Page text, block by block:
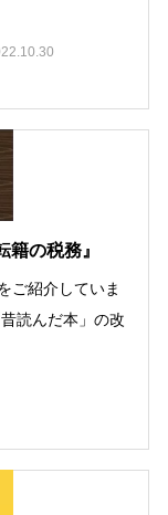
の税務』
ご紹介していま
読んだ本」の改